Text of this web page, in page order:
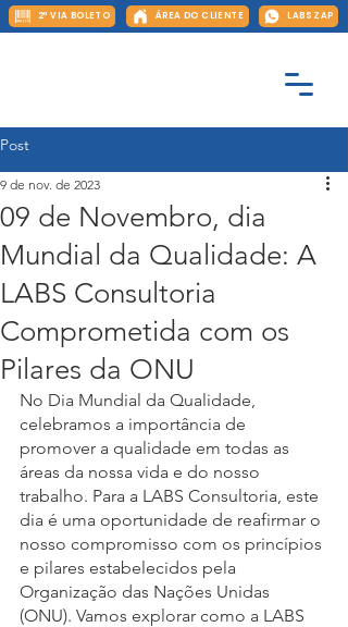
2ª VIA BOLETO ÁREA DO CLIENTE LABS ZAP
Post
09 de Novembro, dia
Mundial da Qualidade: A
LABS Consultoria
Comprometida com os
Pilares da ONU
9 de nov. de 2023
No Dia Mundial da Qualidade,
celebramos a importância de
promover a qualidade em todas as
áreas da nossa vida e do nosso
trabalho. Para a LABS Consultoria, este
dia é uma oportunidade de reafirmar o
nosso compromisso com os princípios
e pilares estabelecidos pela
Organização das Nações Unidas
(ONU). Vamos explorar como a LABS